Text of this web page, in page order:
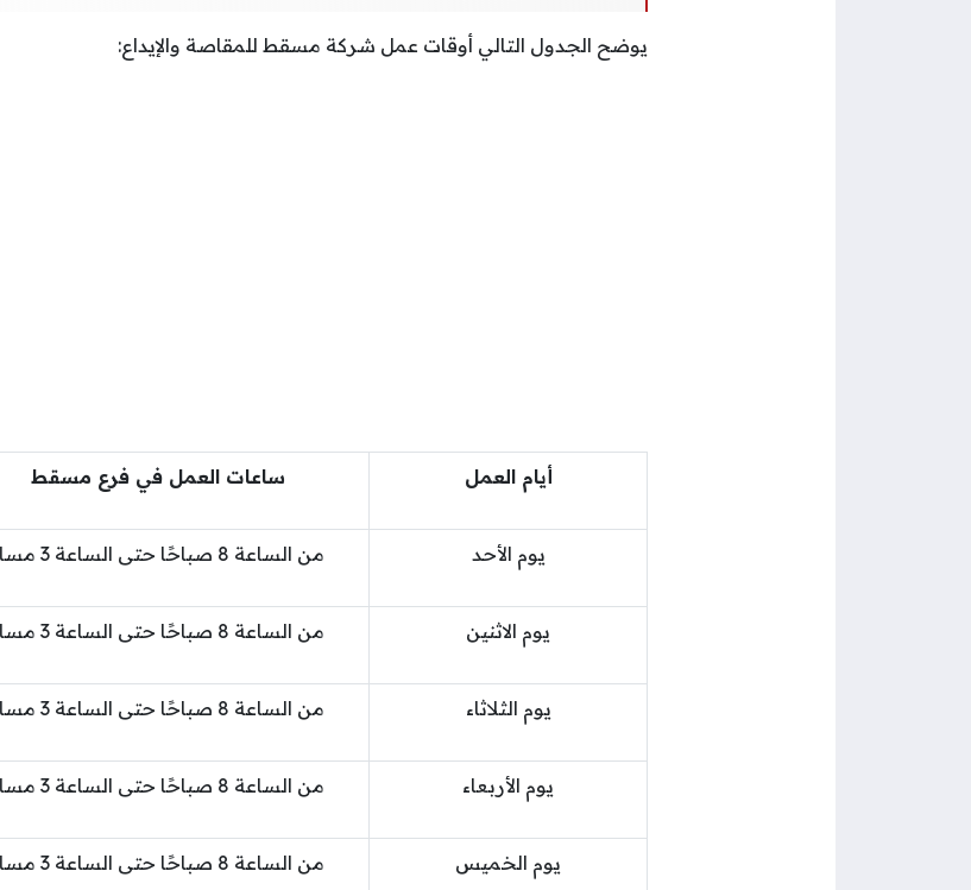
يوضح الجدول التالي أوقات عمل شركة مسقط للمقاصة والإيداع:
أيام العمل ساعات العمل في فرع مسقط
يوم الأحد من الساعة 8 صباحًا حتى الساعة 3 مساءً
يوم الاثنين من الساعة 8 صباحًا حتى الساعة 3 مساءً
يوم الثلاثاء من الساعة 8 صباحًا حتى الساعة 3 مساءً
يوم الأربعاء من الساعة 8 صباحًا حتى الساعة 3 مساءً
يوم الخميس من الساعة 8 صباحًا حتى الساعة 3 مساءً